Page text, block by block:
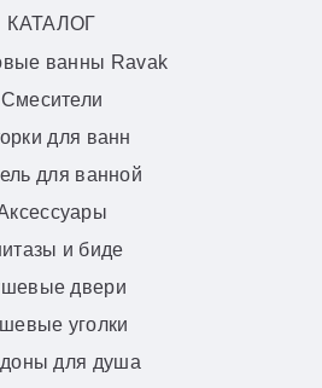
КАТАЛОГ
ванны Ravak
Смесители
для ванн
для ванной
и биде
двери
уголки
для душа